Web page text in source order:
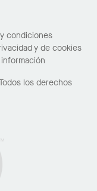
condiciones
y de cookies
los derechos